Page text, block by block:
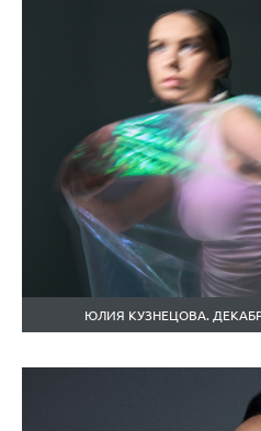
ЮЛИЯ КУЗНЕЦОВА.